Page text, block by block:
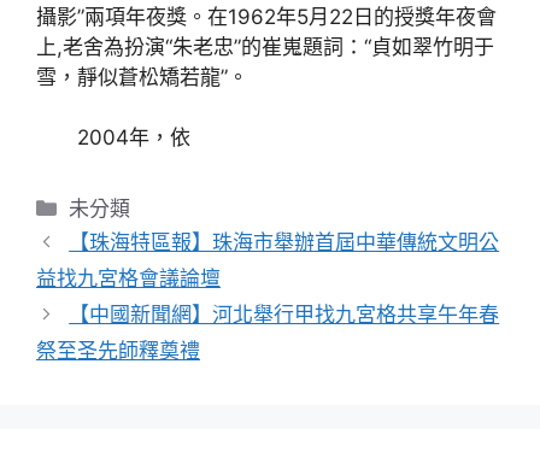
攝影”兩項年夜獎。在1962年5月22日的授獎年夜會
上,老舍為扮演“朱老忠”的崔嵬題詞：“貞如翠竹明于
雪，靜似蒼松矯若龍”。
2004年，依
分
類
未分類
【珠海特區報】珠海市舉辦首屆中華傳統文明公
益找九宮格會議論壇
【中國新聞網】河北舉行甲找九宮格共享午年春
祭至圣先師釋奠禮